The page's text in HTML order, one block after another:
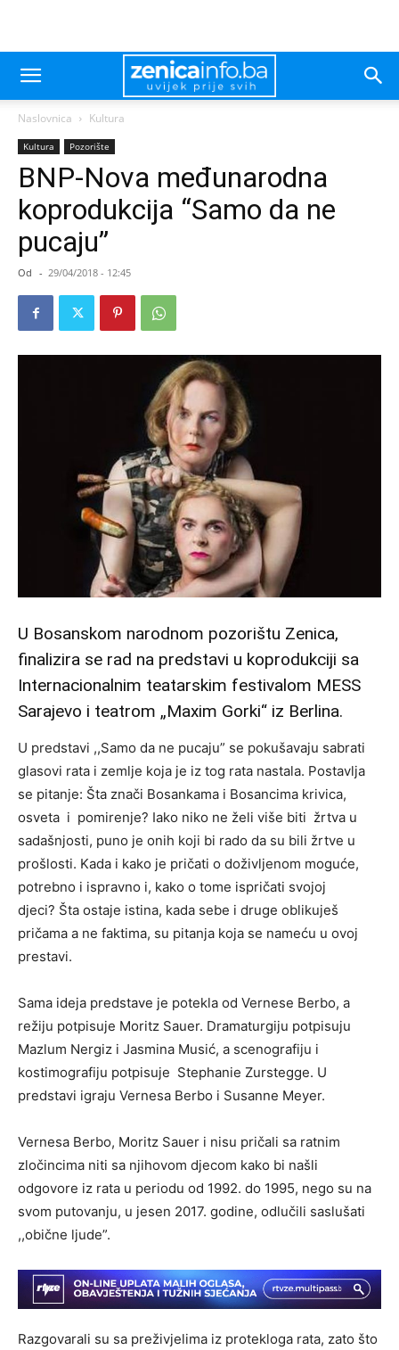
Naslovnica Kultura
Kultura Pozorište
BNP-Nova međunarodna
koprodukcija “Samo da ne
pucaju”
Od - 29/04/2018 - 12:45
U Bosanskom narodnom pozorištu Zenica,
finalizira se rad na predstavi u koprodukciji sa
Internacionalnim teatarskim festivalom MESS
Sarajevo i teatrom „Maxim Gorki“ iz Berlina.
U predstavi ,,Samo da ne pucaju” se pokušavaju sabrati
glasovi rata i zemlje koja je iz tog rata nastala. Postavlja
se pitanje: Šta znači Bosankama i Bosancima krivica,
osveta i pomirenje? Iako niko ne želi više biti žrtva u
sadašnjosti, puno je onih koji bi rado da su bili žrtve u
prošlosti. Kada i kako je pričati o doživljenom moguće,
potrebno i ispravno i, kako o tome ispričati svojoj
djeci? Šta ostaje istina, kada sebe i druge oblikuješ
pričama a ne faktima, su pitanja koja se nameću u ovoj
prestavi.
Sama ideja predstave je potekla od Vernese Berbo, a
režiju potpisuje Moritz Sauer. Dramaturgiju potpisuju
Mazlum Nergiz i Jasmina Musić, a scenografiju i
kostimografiju potpisuje Stephanie Zurstegge. U
predstavi igraju Vernesa Berbo i Susanne Meyer.
Vernesa Berbo, Moritz Sauer i nisu pričali sa ratnim
zločincima niti sa njihovom djecom kako bi našli
odgovore iz rata u periodu od 1992. do 1995, nego su na
svom putovanju, u jesen 2017. godine, odlučili saslušati
,,obične ljude”.
Razgovarali su sa preživjelima iz protekloga rata, zato što